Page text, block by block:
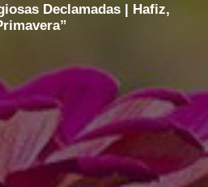
Declamadas | Hafiz,